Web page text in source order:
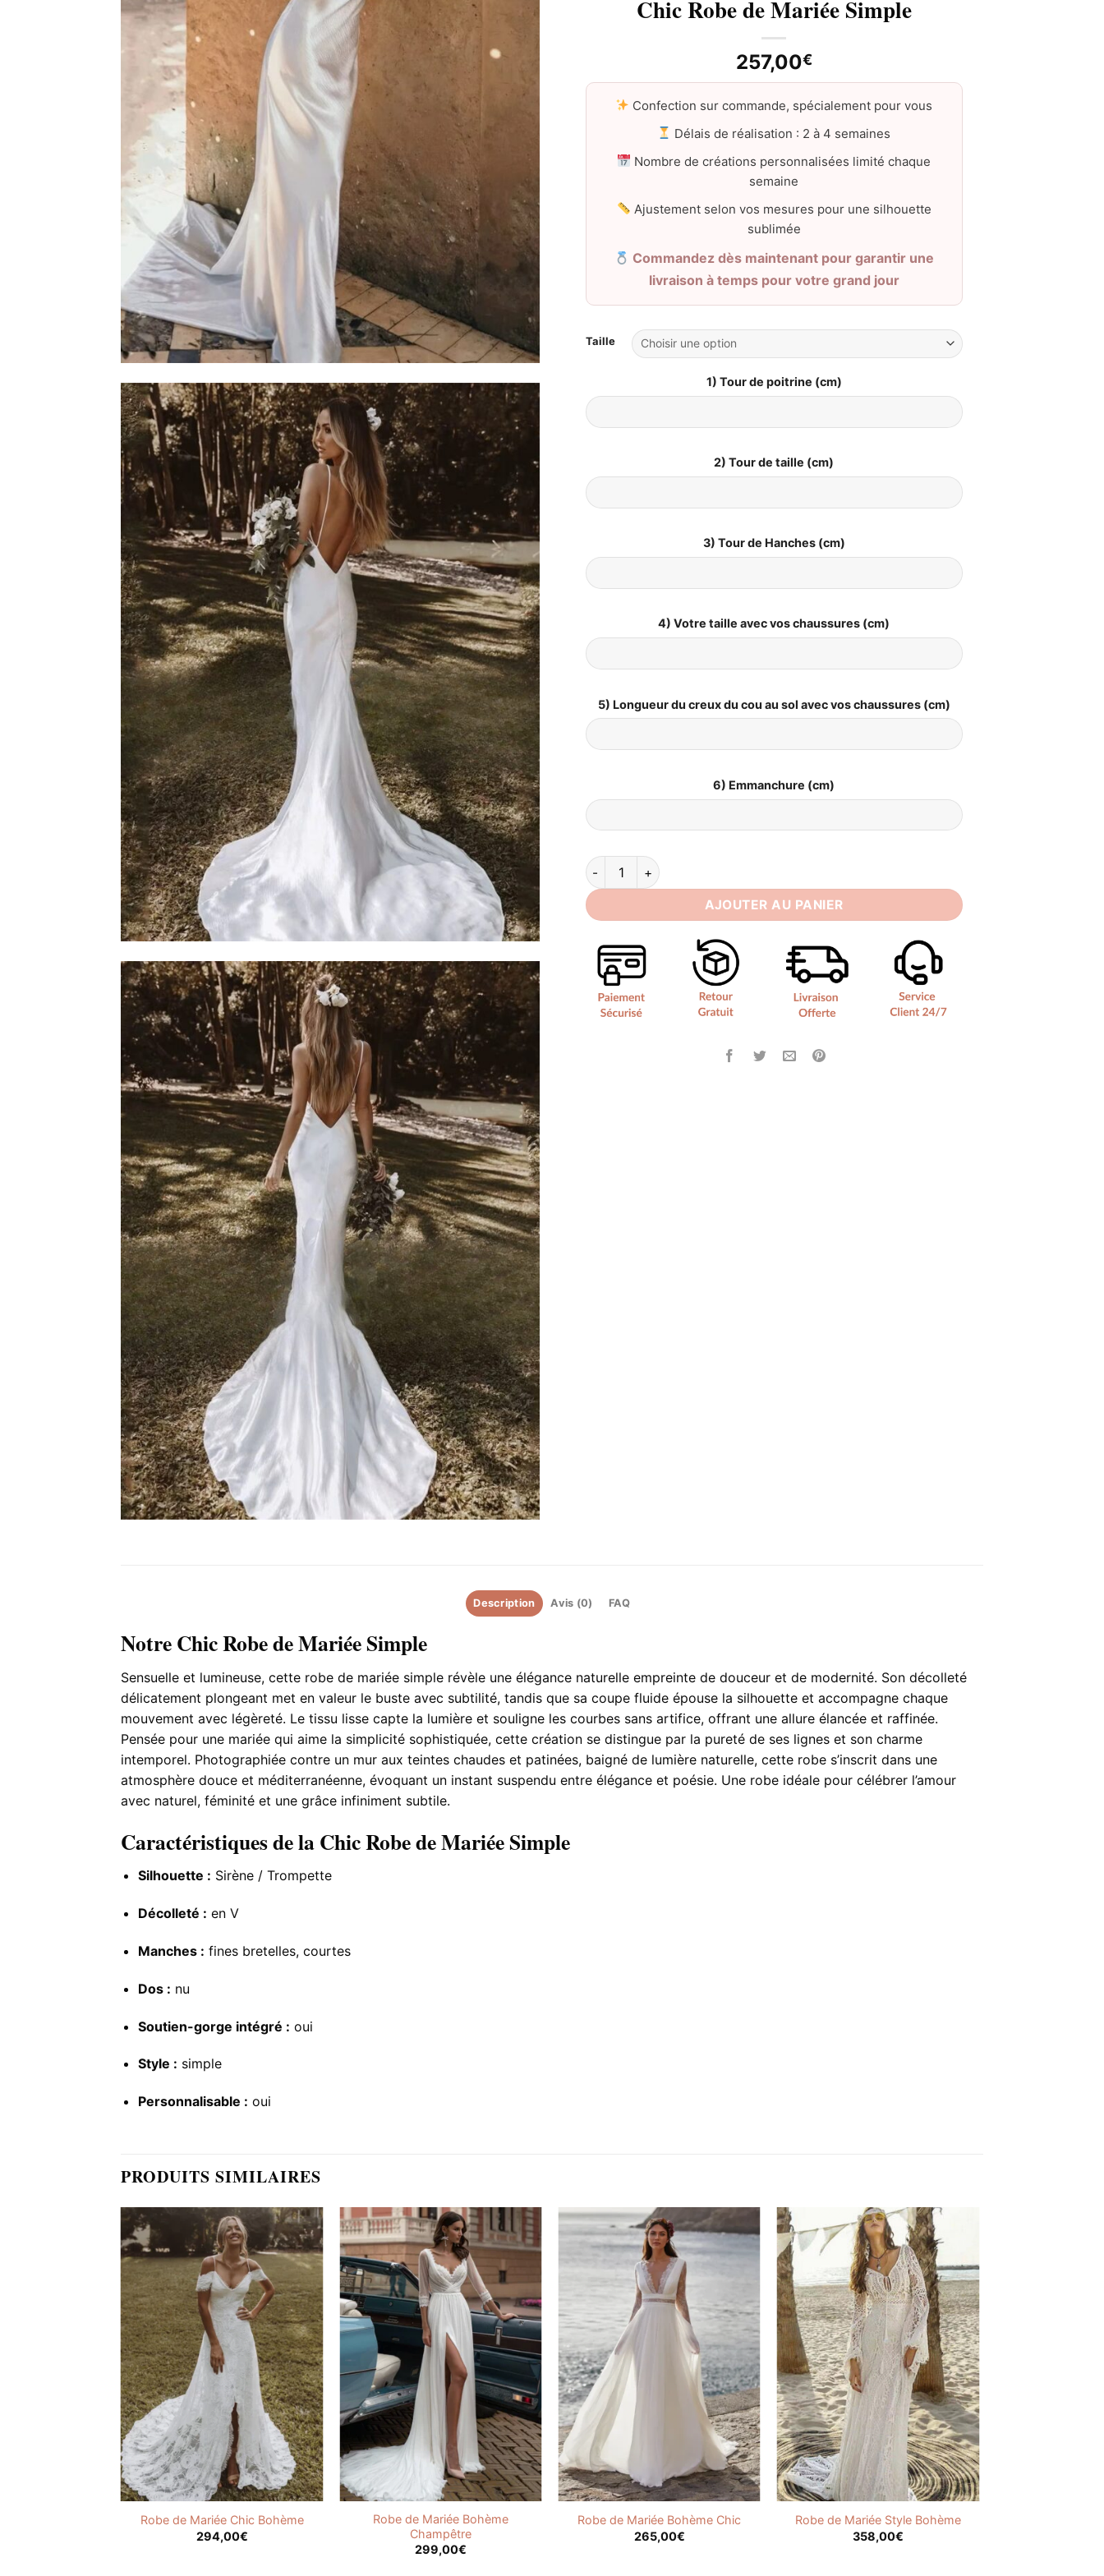
Chic Robe de Mariée Simple
257,00€
Confection sur commande, spécialement pour vous
Délais de réalisation : 2 à 4 semaines
Nombre de créations personnalisées limité chaque
semaine
Ajustement selon vos mesures pour une silhouette
sublimée
Commandez dès maintenant pour garantir une
livraison à temps pour votre grand jour
Taille
1) Tour de poitrine (cm)
2) Tour de taille (cm)
3) Tour de Hanches (cm)
4) Votre taille avec vos chaussures (cm)
5) Longueur du creux du cou au sol avec vos chaussures (cm)
6) Emmanchure (cm)
quantité de Chic Robe de Mariée Simple
AJOUTER AU PANIER
Description Avis (0) FAQ
Notre Chic Robe de Mariée Simple
Sensuelle et lumineuse, cette robe de mariée simple révèle une élégance naturelle empreinte de douceur et de modernité. Son décolleté
délicatement plongeant met en valeur le buste avec subtilité, tandis que sa coupe fluide épouse la silhouette et accompagne chaque
mouvement avec légèreté. Le tissu lisse capte la lumière et souligne les courbes sans artifice, offrant une allure élancée et raffinée.
Pensée pour une mariée qui aime la simplicité sophistiquée, cette création se distingue par la pureté de ses lignes et son charme
intemporel. Photographiée contre un mur aux teintes chaudes et patinées, baigné de lumière naturelle, cette robe s’inscrit dans une
atmosphère douce et méditerranéenne, évoquant un instant suspendu entre élégance et poésie. Une robe idéale pour célébrer l’amour
avec naturel, féminité et une grâce infiniment subtile.
Caractéristiques de la Chic Robe de Mariée Simple
Silhouette : Sirène / Trompette
Décolleté : en V
Manches : fines bretelles, courtes
Dos : nu
Soutien-gorge intégré : oui
Style : simple
Personnalisable : oui
PRODUITS SIMILAIRES
Robe de Mariée Chic Bohème
294,00€
Robe de Mariée Bohème
Champêtre
299,00€
Robe de Mariée Bohème Chic
265,00€
Robe de Mariée Style Bohème
358,00€